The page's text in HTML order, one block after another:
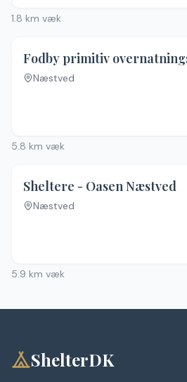
1.8 km væk
Fodby primitiv
Næstved
5.8 km væk
Sheltere - Oasen Næstved
Næstved
5.9 km væk
ShelterDK